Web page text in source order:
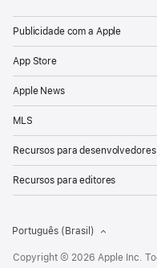
Publicidade com a Apple
App Store
Apple News
MLS
Recursos para desenvolvedores
Recursos para editores
Português (Brasil)
Copyright © 2026 Apple Inc.